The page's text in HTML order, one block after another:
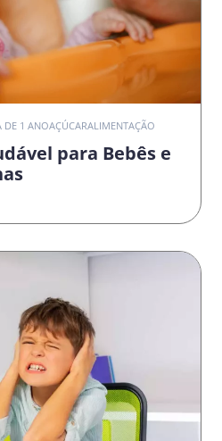
DE 1 ANOAÇÚCARALIMENTAÇÃO
para Bebês e